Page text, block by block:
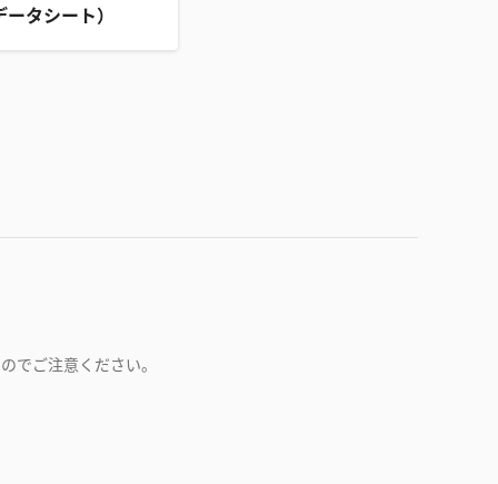
タシート）
でご注意ください。